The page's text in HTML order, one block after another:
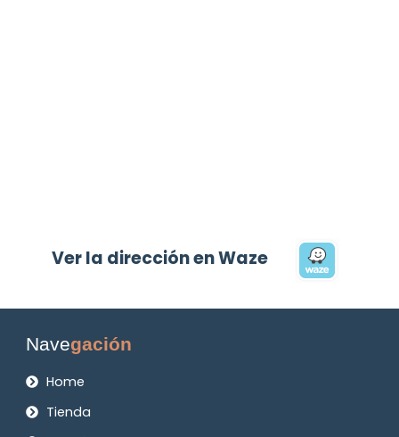
Ver la dirección en Waze
Navegación
Home
Tienda